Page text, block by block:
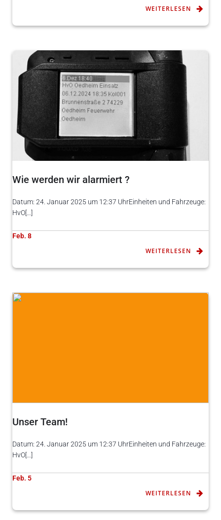
WEITERLESEN
Wie werden wir alarmiert ?
Datum: 24. Januar 2025 um 12:37 UhrEinheiten und Fahrzeuge:
HvO[…]
Feb. 8
WEITERLESEN
Unser Team!
Datum: 24. Januar 2025 um 12:37 UhrEinheiten und Fahrzeuge:
HvO[…]
Feb. 5
WEITERLESEN